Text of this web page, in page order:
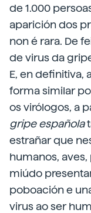
de 1.000
aparición dos
non é rara. De
de virus da
E, en definitiva,
forma similar
os virólogos, a
gripe española
estrañar que
humanos,
miúdo
poboación e
virus ao ser